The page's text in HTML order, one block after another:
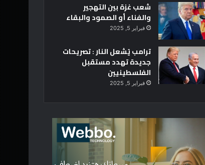
شعب غزة بين التهجير
والفناء أو الصمود والبقاء
فبراير 5, 2025
ترامب يُشعل النار : تصريحات
جديدة تهدد مستقبل
الفلسطينيين
فبراير 5, 2025